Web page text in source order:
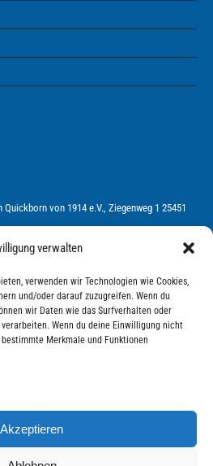
verwalten
verwenden wir Technologien wie Cookies,
und/oder darauf zuzugreifen. Wenn du
wir Daten wie das Surfverhalten oder
Wenn du deine Einwilligung nicht
Merkmale und Funktionen
Akzeptieren
von 1914 e.V., Ziegenweg 1 25451
Uhr